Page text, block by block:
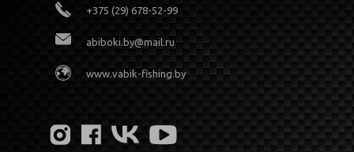
+375 (29) 678-52-99
abiboki.by@mail.ru
www.vabik-fishing.by